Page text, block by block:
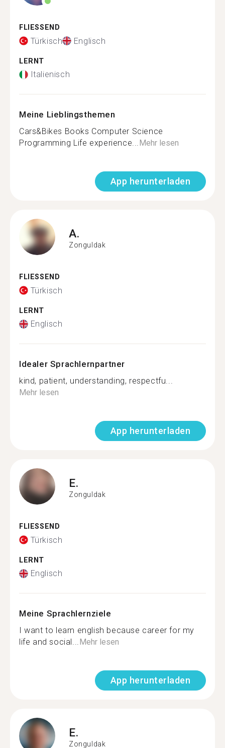
FLIESSEND
Türkisch Englisch
LERNT
Italienisch
Meine Lieblingsthemen
Cars&Bikes Books Computer Science
Programming Life experience...Mehr lesen
App herunterladen
A.
Zonguldak
FLIESSEND
Türkisch
LERNT
Englisch
Idealer Sprachlernpartner
kind, patient, understanding, respectfu...
Mehr lesen
App herunterladen
E.
Zonguldak
FLIESSEND
Türkisch
LERNT
Englisch
Meine Sprachlernziele
I want to learn english because career for my
life and social...Mehr lesen
App herunterladen
E.
Zonguldak